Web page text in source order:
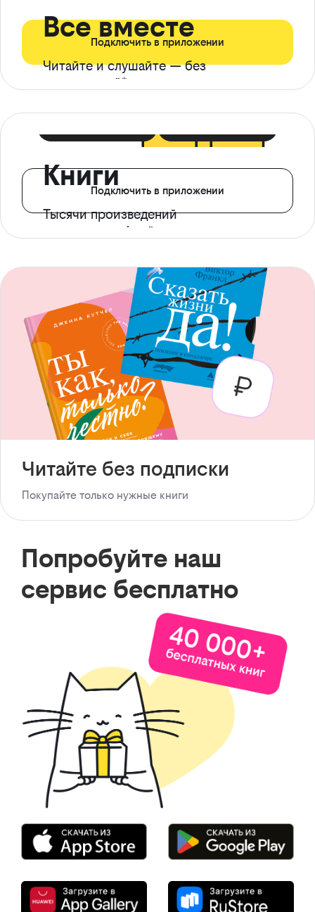
Все вместе
Читайте и слушайте — без
ограничений*
Подключить в приложении
Книги
Тысячи произведений
с доступом офлайн
Подключить в приложении
Читайте без подписки
Покупайте только нужные книги
Попробуйте наш
сервис бесплатно